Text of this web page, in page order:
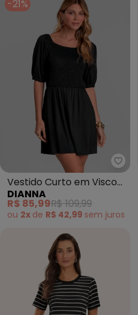
-21%
Vestido Curto em Visco
Maquinetada (Preto)
DIANNA
R$ 85,99R$ 109,99
ou 2x de R$ 42,99 sem juros